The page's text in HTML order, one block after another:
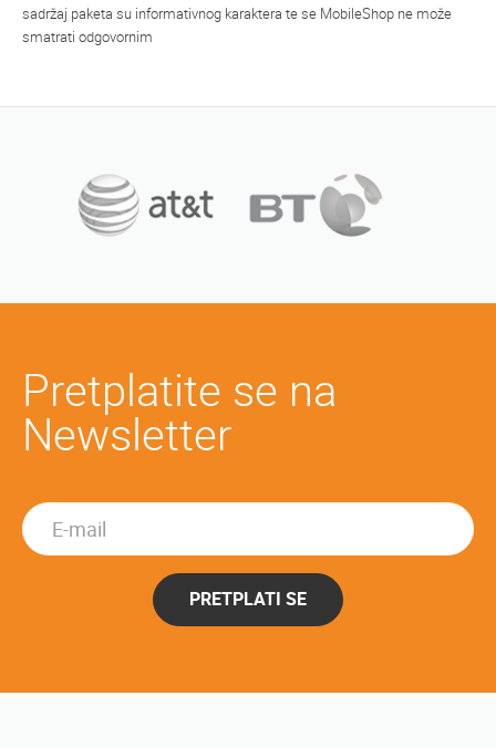
sadržaj paketa su informativnog karaktera te se MobileShop ne može
smatrati odgovornim
Pretplatite se na
Newsletter
PRETPLATI SE